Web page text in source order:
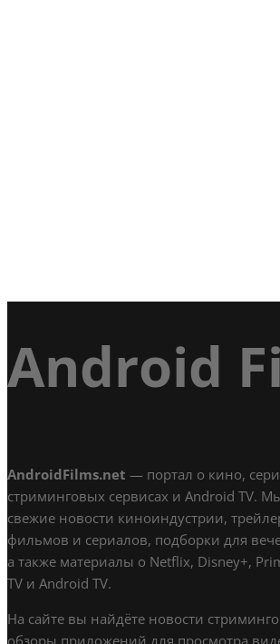
Android
AndroidFilms.net — портал о кино,
стриминговых сервисах и Android TV.
свежие новости киноиндустрии,
фильмов и сериалов, подборки для
а также материалы о Netflix, Disney+,
TV и Android TV.
На сайте вы найдёте новости